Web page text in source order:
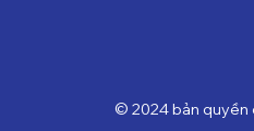
© 2024 bản quyền